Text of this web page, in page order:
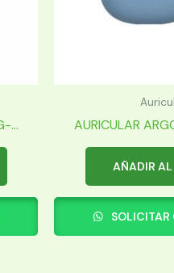
... AURICULAR
AÑADIR